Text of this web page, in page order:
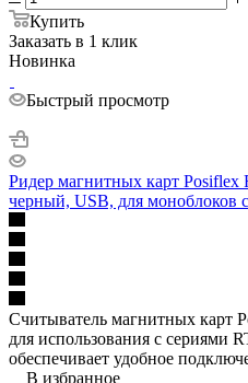
Купить
Заказать в 1 клик
Новинка
Быстрый просмотр
Ридер магнитных карт
черный, USB, для моноблоков
Считыватель магнитных карт
для использования с сериями
обеспечивает удобное
В избранное